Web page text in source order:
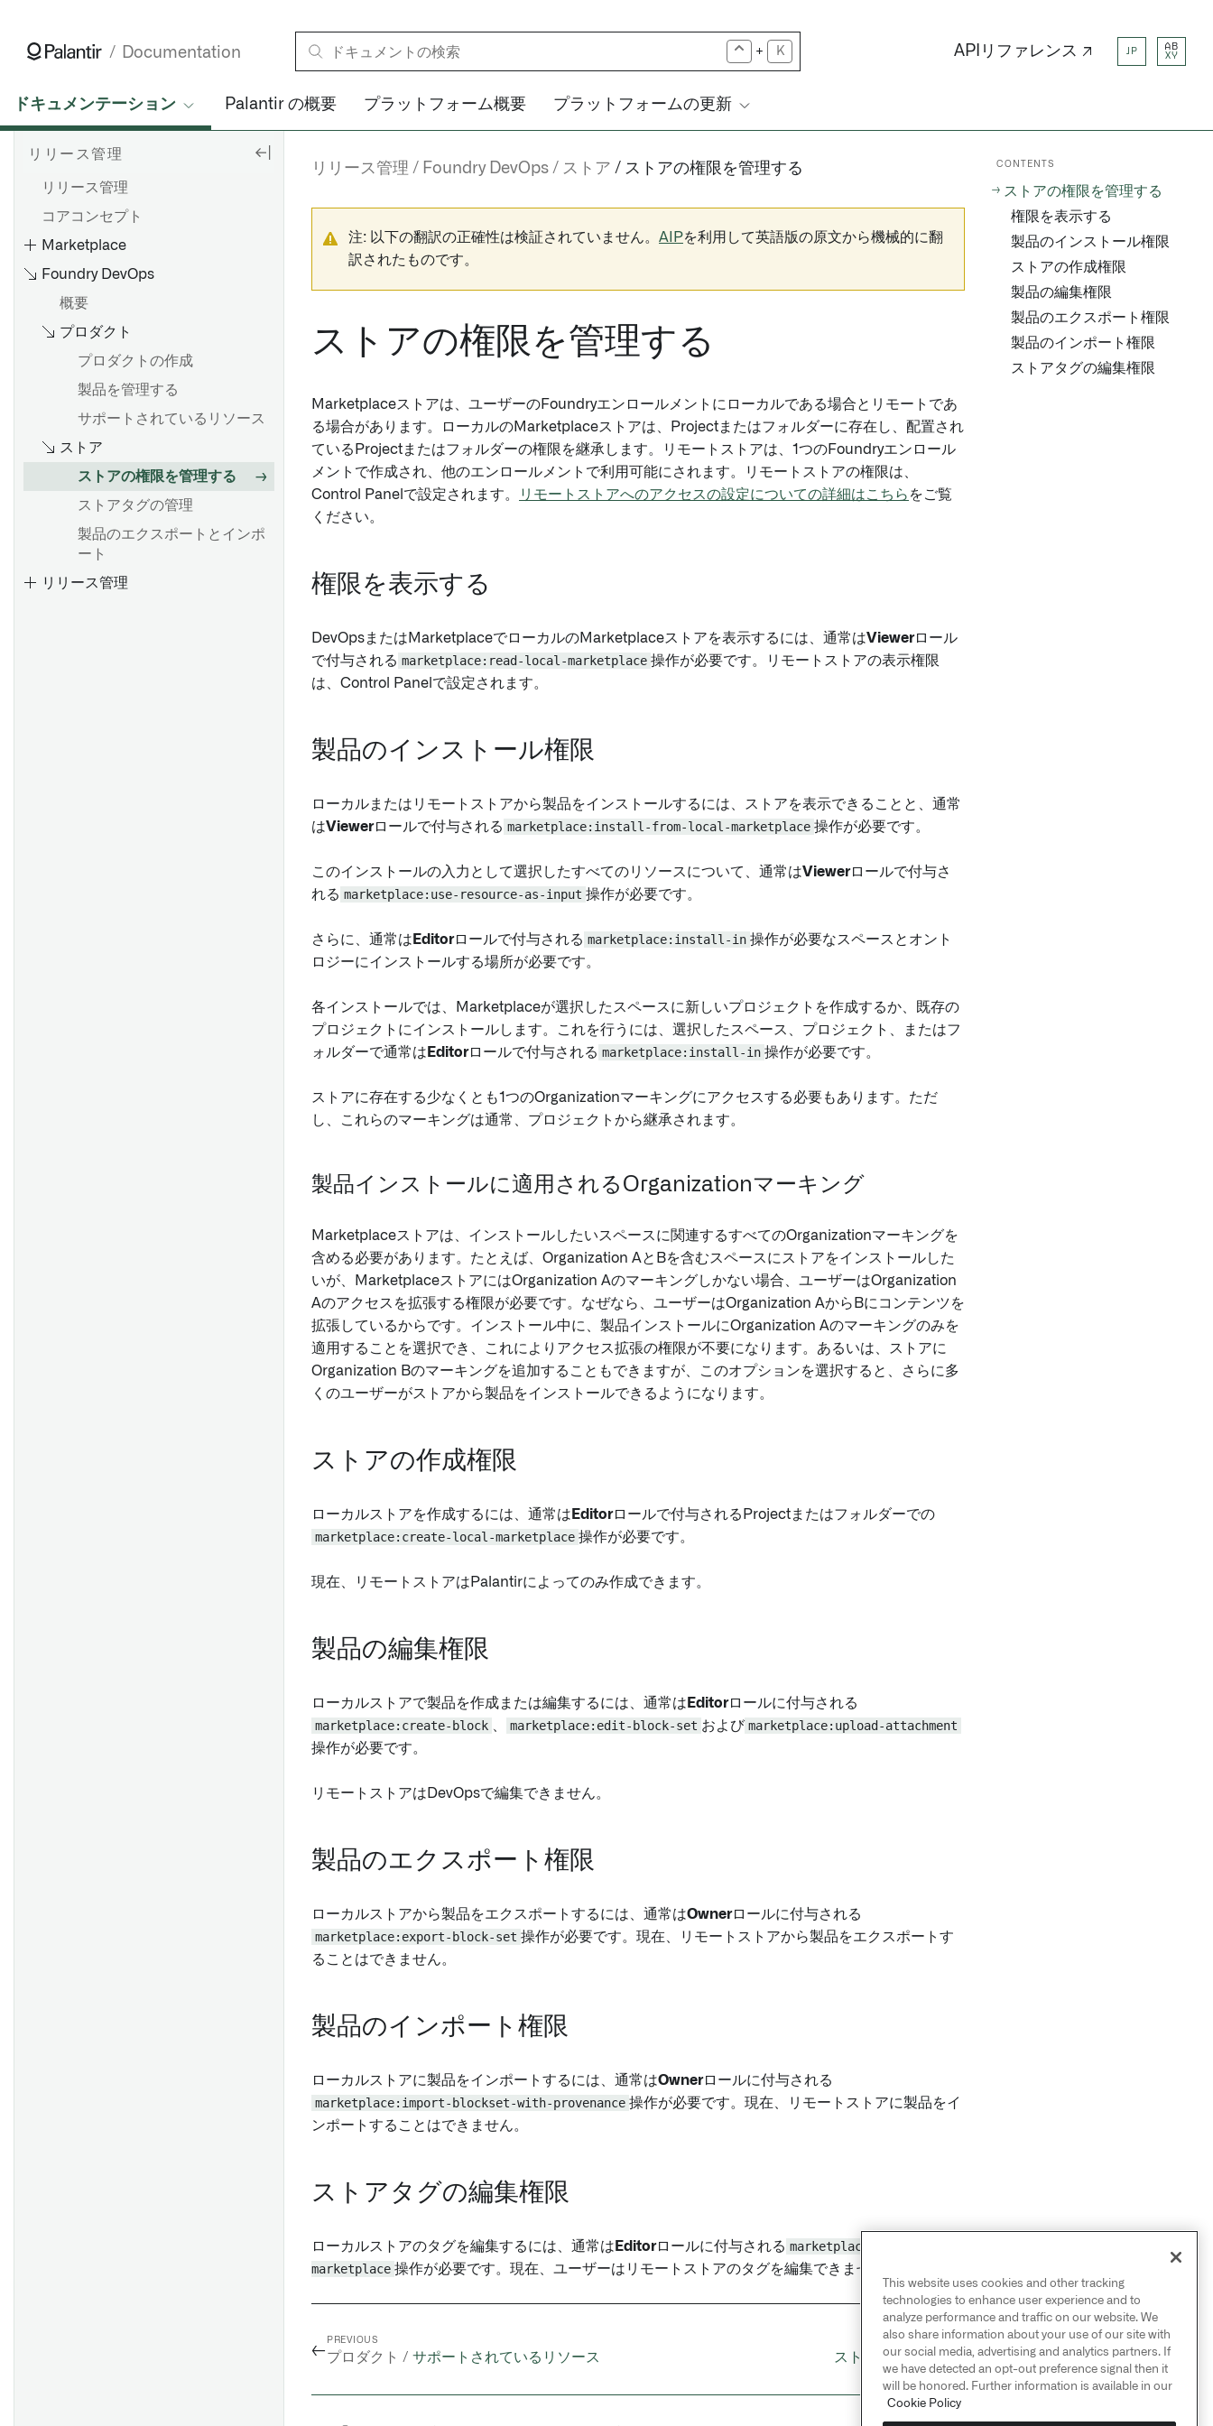
Documentation + K APIリファレンス ↗ JP
AB
XY
ドキュメンテーション Palantir の概要 プラットフォーム概要 プラットフォームの更新
リリース管理
リリース管理
コアコンセプト
Marketplace
Foundry Marketplace で製品
を閲覧する
Foundry Marketplace で製品
をインストールする
リンクされた製品
Foundry DevOps
概要
プロダクト
プロダクトの作成
製品を管理する
サポートされているリソース
ストア
ストアの権限を管理する
ストアタグの管理
製品のエクスポートとインポ
ート
リリース管理
リリース管理 Foundry DevOps ストア ストアの権限を管理する
注: 以下の翻訳の正確性は検証されていません。 AIPを利用して英語版の原文から機械的に翻
訳されたものです。
ストアの権限を管理する
Marketplaceストアは、ユーザーのFoundryエンロールメントにローカルである場合とリモートであ
る場合があります。ローカルのMarketplaceストアは、Projectまたはフォルダーに存在し、配置され
ているProjectまたはフォルダーの権限を継承します。リモートストアは、1つのFoundryエンロール
メントで作成され、他のエンロールメントで利用可能にされます。リモートストアの権限は、
Control Panelで設定されます。
リモートストアへのアクセスの設定についての詳細はこちら をご覧
ください。
権限を表示する
DevOpsまたはMarketplaceでローカルのMarketplaceストアを表示するには、通常はViewerロール
で付与される marketplace:read-local-marketplace 操作が必要です。リモートストアの表示権限
は、Control Panelで設定されます。
製品のインストール権限
ローカルまたはリモートストアから製品をインストールするには、ストアを表示できることと、通常
はViewerロールで付与される marketplace:install-from-local-marketplace 操作が必要です。
このインストールの入力として選択したすべてのリソースについて、通常はViewerロールで付与さ
れる marketplace:use-resource-as-input 操作が必要です。
さらに、通常は Editorロールで付与される marketplace:install-in 操作が必要なスペースとオント
ロジーにインストールする場所が必要です。
各インストールでは、Marketplaceが選択したスペースに新しいプロジェクトを作成するか、既存の
プロジェクトにインストールします。これを行うには、選択したスペース、プロジェクト、またはフ
ォルダーで通常は Editorロールで付与される marketplace:install-in 操作が必要です。
ストアに存在する少なくとも1つのOrganizationマーキングにアクセスする必要もあります。ただ
し、これらのマーキングは通常、プロジェクトから継承されます。
製品インストールに適用されるOrganizationマーキング
Marketplaceストアは、インストールしたいスペースに関連するすべてのOrganizationマーキングを
含める必要があります。たとえば、Organization AとBを含むスペースにストアをインストールした
いが、MarketplaceストアにはOrganization Aのマーキングしかない場合、ユーザーはOrganization
Aのアクセスを拡張する権限が必要です。なぜなら、ユーザーはOrganization AからBにコンテンツを
拡張しているからです。インストール中に、製品インストールにOrganization Aのマーキングのみを
適用することを選択でき、これによりアクセス拡張の権限が不要になります。あるいは、ストアに
Organization Bのマーキングを追加することもできますが、このオプションを選択すると、さらに多
くのユーザーがストアから製品をインストールできるようになります。
ストアの作成権限
ローカルストアを作成するには、通常は Editorロールで付与されるProjectまたはフォルダーでの
marketplace:create-local-marketplace 操作が必要です。
現在、リモートストアはPalantirによってのみ作成できます。
製品の編集権限
ローカルストアで製品を作成または編集するには、通常は Editorロールに付与される
marketplace:create-block
marketplace:edit-block-set および marketplace:upload-attachment
操作が必要です。
リモートストアはDevOpsで編集できません。
製品のエクスポート権限
ローカルストアから製品をエクスポートするには、通常はOwnerロールに付与される
marketplace:export-block-set 操作が必要です。現在、リモートストアから製品をエクスポートす
ることはできません。
製品のインポート権限
ローカルストアに製品をインポートするには、通常はOwnerロールに付与される
marketplace:import-blockset-with-provenance 操作が必要です。現在、リモートストアに製品をイ
ンポートすることはできません。
ストアタグの編集権限
ローカルストアのタグを編集するには、通常は Editorロールに付与される marketplace:edit-local-
marketplace 操作が必要です。現在、ユーザーはリモートストアのタグを編集できません。
←
PREVIOUS
プロダクト / サポートされているリソース
NEXT
ストアタグの管理→
CONTENTS
ストアの権限を管理する
権限を表示する
製品のインストール権限
ストアの作成権限
製品の編集権限
製品のエクスポート権限
製品のインポート権限
ストアタグの編集権限
This website uses cookies and other tracking
technologies to enhance user experience and to
analyze performance and traffic on our website. We
also share information about your use of our site with
our social media, advertising and analytics partners. If
we have detected an opt-out preference signal then it
will be honored. Further information is available in our
Cookie Policy